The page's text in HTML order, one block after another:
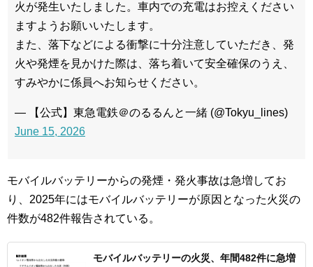
火が発生いたしました。車内での充電はお控えください
ますようお願いいたします。
また、落下などによる衝撃に十分注意していただき、発
火や発煙を見かけた際は、落ち着いて安全確保のうえ、
すみやかに係員へお知らせください。
— 【公式】東急電鉄＠のるるんと一緒 (@Tokyu_lines)
June 15, 2026
モバイルバッテリーからの発煙・発火事故は急増してお
り、2025年にはモバイルバッテリーが原因となった火災の
件数が482件報告されている。
モバイルバッテリーの火災、年間482件に急増